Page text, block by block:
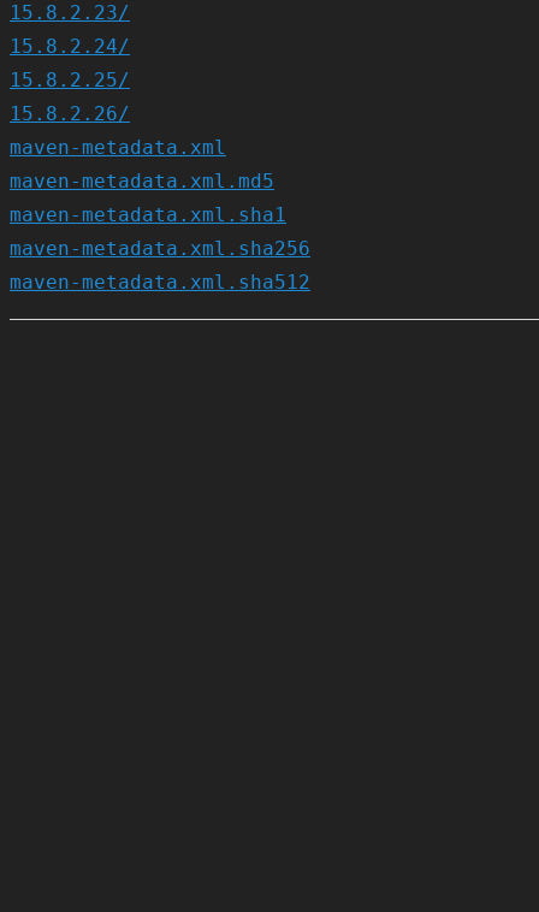
15.8.2.23/
15.8.2.24/
15.8.2.25/
15.8.2.26/
maven-metadata.xml
maven-metadata.xml.md5
maven-metadata.xml.sha1
maven-metadata.xml.sha256
maven-metadata.xml.sha512